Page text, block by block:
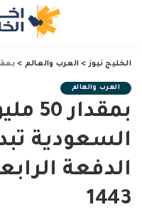
الخليج نيوز> العرب والعالم > بمقدار 50 مليون دولار المالية السعودية تبدأ
العرب والعالم
السعودية
الدفعة
1443